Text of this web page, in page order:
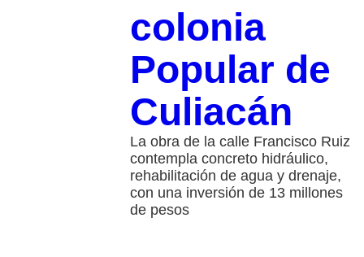
colonia
Popular de
Culiacán
La obra de la calle Francisco Ruiz
contempla concreto hidráulico,
rehabilitación de agua y drenaje,
con una inversión de 13 millones
de pesos